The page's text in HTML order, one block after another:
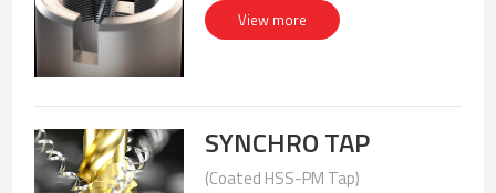
View more
SYNCHRO TAP
(Coated HSS-PM Tap)